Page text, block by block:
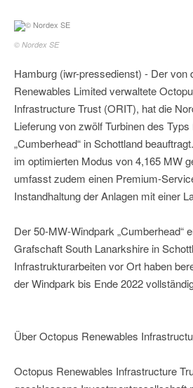
© Nordex SE
Hamburg (iwr-pressedienst) - Der von
Renewables Limited verwaltete
Infrastructure Trust (ORIT), hat die
Lieferung von zwölf Turbinen des
„Cumberhead“ in Schottland
im optimierten Modus von 4,165 MW
umfasst zudem einen Premium-
Instandhaltung der Anlagen mit einer
Der 50-MW-Windpark „Cumberhead“
Grafschaft South Lanarkshire in
Infrastrukturarbeiten vor Ort haben
der Windpark bis Ende 2022
Über Octopus Renewables
Octopus Renewables Infrastructure